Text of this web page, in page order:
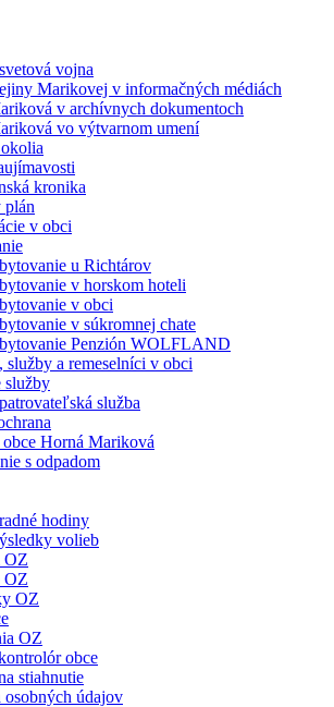
vojna
Marikovej v informačných médiách
v archívnych dokumentoch
vo výtvarnom umení
kronika
plán
v obci
u Richtárov
v horskom hoteli
v obci
v súkromnej chate
Penzión WOLFLAND
služby a remeselníci v obci
služby
služba
Horná Mariková
s odpadom
hodiny
volieb
OZ
OZ
OZ
OZ
obce
stiahnutie
osobných údajov